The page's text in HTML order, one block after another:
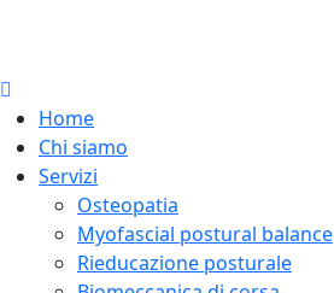
Home
Chi siamo
Servizi
Osteopatia
Myofascial postural balance
Rieducazione posturale